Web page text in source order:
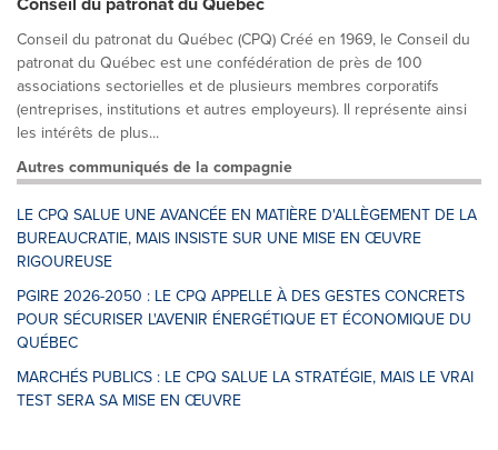
Conseil du patronat du Québec (CPQ) Créé en 1969, le Conseil du
patronat du Québec est une confédération de près de 100
associations sectorielles et de plusieurs membres corporatifs
(entreprises, institutions et autres employeurs). Il représente ainsi
les intérêts de plus...
Autres communiqués de la compagnie
LE CPQ SALUE UNE AVANCÉE EN MATIÈRE D'ALLÈGEMENT DE LA
BUREAUCRATIE, MAIS INSISTE SUR UNE MISE EN ŒUVRE
RIGOUREUSE
PGIRE 2026-2050 : LE CPQ APPELLE À DES GESTES CONCRETS
POUR SÉCURISER L'AVENIR ÉNERGÉTIQUE ET ÉCONOMIQUE DU
QUÉBEC
MARCHÉS PUBLICS : LE CPQ SALUE LA STRATÉGIE, MAIS LE VRAI
TEST SERA SA MISE EN ŒUVRE